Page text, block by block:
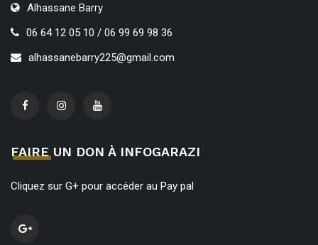
Alhassane Barry
06 64 12 05 10 / 06 99 69 98 36
alhassanebarry225@gmail.com
FAIRE UN DON À INFOGARAZI
Cliquez sur G+ pour accéder au Pay pal